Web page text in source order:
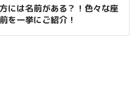
には名前がある？！色々な座
を一挙にご紹介！